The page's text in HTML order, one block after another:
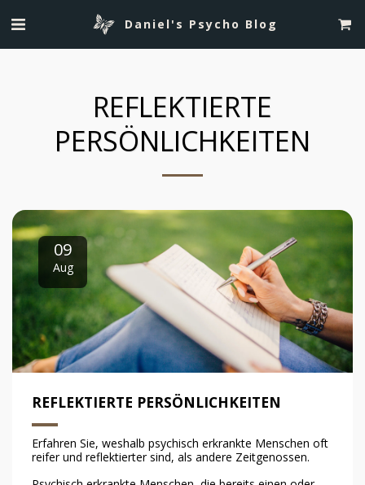
Daniel's Psycho Blog
REFLEKTIERTE
PERSÖNLICHKEITEN
09
Aug
REFLEKTIERTE PERSÖNLICHKEITEN
Erfahren Sie, weshalb psychisch erkrankte Menschen oft
reifer und reflektierter sind, als andere Zeitgenossen.